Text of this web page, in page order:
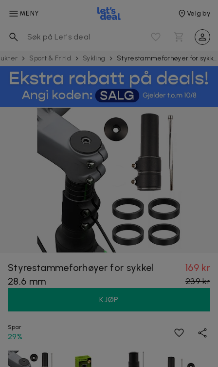
MENY Velg by
Sport & Fritid Sykling Styrestammeforhøyer for sykkel 28,6 mm
Styrestammeforhøyer for sykkel
28,6 mm
169 kr
239 kr
KJØP
Spar
29%